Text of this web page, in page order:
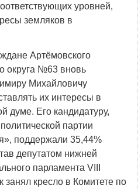
уровней,
земляков в
Артёмовского
округа №63 вновь
Михайловичу
их интересы в
думе. Его кандидатуру,
партии
поддержали 35,44%
депутатом нижней
парламента VIII
занял кресло в Комитете по